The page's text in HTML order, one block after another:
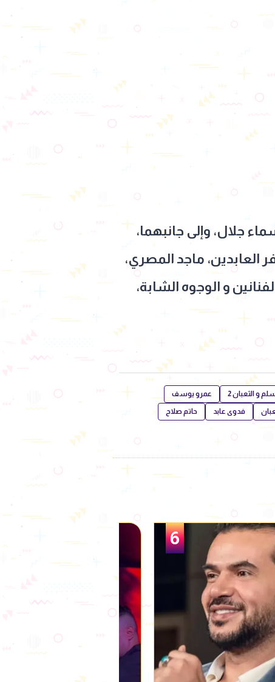
جلال، وإلى جانبهما،
ماجد المصري،
و الوجوه الشابة،
و الثعبان 2 عمرو يوسف
فدوى عابد حاتم صلاح
1